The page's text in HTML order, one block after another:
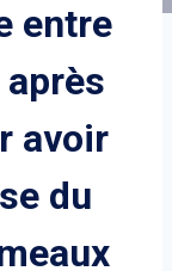
entre
avoir
du